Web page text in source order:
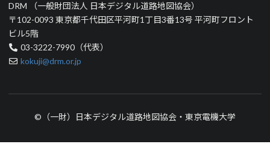
DRM （一般財団法人 日本デジタル道路地図協会）
〒102-0093 東京都千代田区平河町1丁目3番13号 平河町フロント
ビル5階
03-3222-7990（代表）
kokuji@drm.or.jp
©（一財）日本デジタル道路地図協会・東京電機大学